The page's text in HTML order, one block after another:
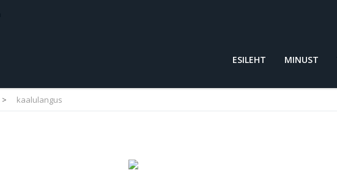
ESILEHT MINUST
> kaalulangus